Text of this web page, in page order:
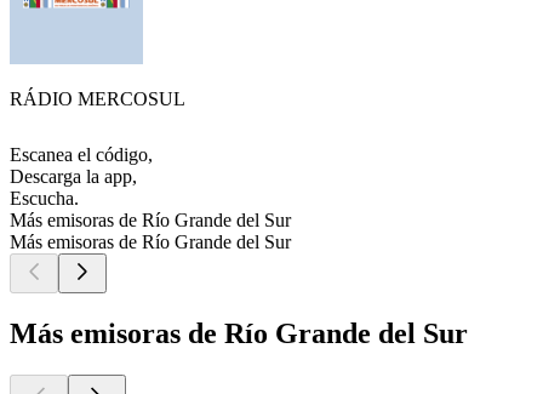
RÁDIO MERCOSUL
Escanea el código,
Descarga la app,
Escucha.
Más emisoras de Río Grande del Sur
Más emisoras de Río Grande del Sur
Más emisoras de Río Grande del Sur